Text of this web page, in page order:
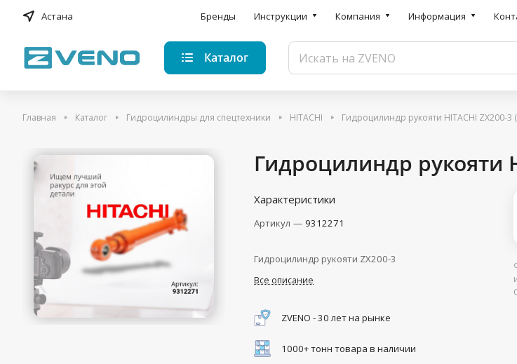
Астана Бренды Инструкции Компания Информация
Каталог
Главная Каталог Гидроцилиндры для спецтехники HITACHI Гидроцилиндр рукояти HITACHI ZX200-3
Гидроцилиндр рукояти
Характеристики
Артикул — 9312271
Гидроцилиндр рукояти ZX200-3
Все описание
ZVENO - 30 лет на рынке
1000+ тонн товара в наличии